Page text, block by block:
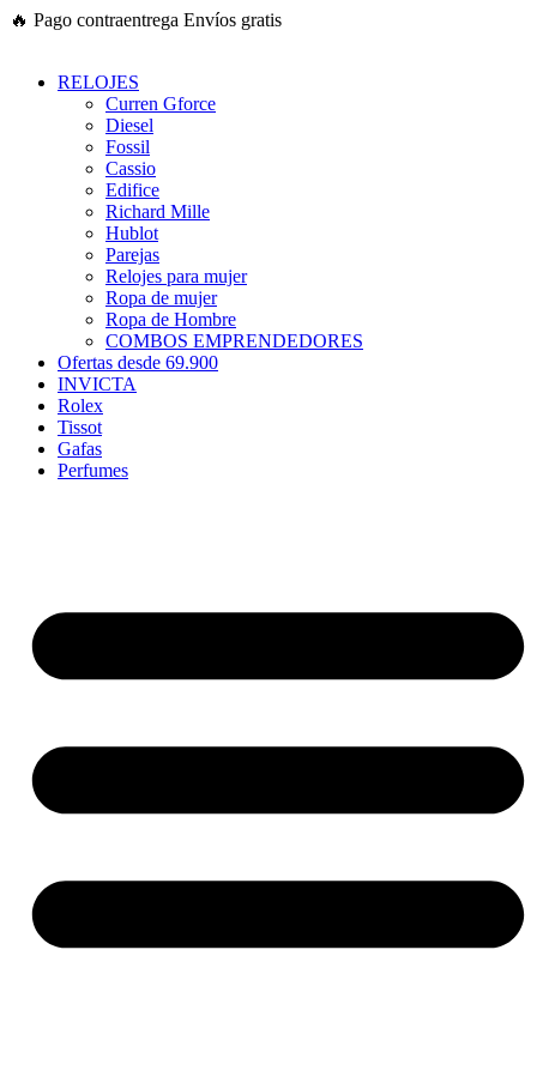
Ir
🔥 Pago contraentrega Envíos gratis
RELOJES
Curren Gforce
Diesel
Fossil
Cassio
Edifice
Richard Mille
Hublot
Parejas
Relojes para mujer
Ropa de mujer
Ropa de Hombre
COMBOS EMPRENDEDORES
Ofertas desde 69.900
INVICTA
Rolex
Tissot
Gafas
Perfumes